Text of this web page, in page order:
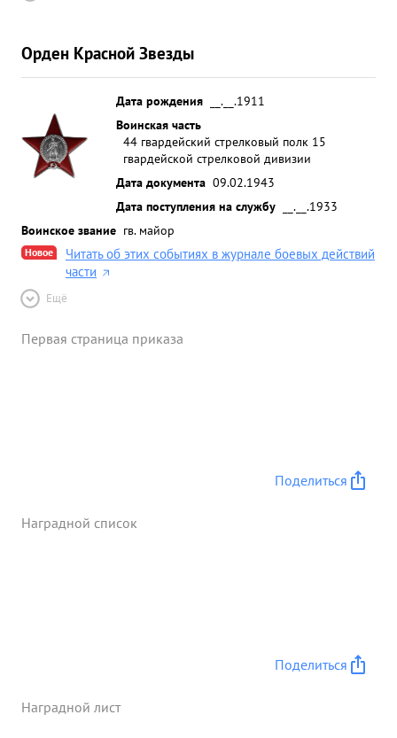
Орден Красной Звезды
Дата рождения
__.__.1911
Воинская часть
44 гвардейский стрелковый полк 15
гвардейской стрелковой дивизии
Дата документа 09.02.1943
Дата поступления на службу
__.__.1933
Воинское звание гв. майор
Новое
Читать об этих событиях в журнале боевых действий
части
Ещё
Первая страница приказа
Поделиться
Наградной список
Поделиться
Наградной лист